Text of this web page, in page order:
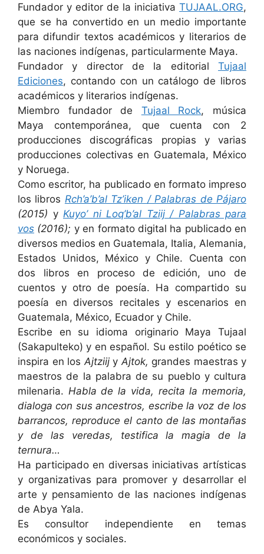
Fundador y editor de la iniciativa TUJAAL.ORG,
que se ha convertido en un medio importante
para difundir textos académicos y literarios de
las naciones indígenas, particularmente Maya.
Fundador y director de la editorial Tujaal
Ediciones, contando con un catálogo de libros
académicos y literarios indígenas.
Miembro fundador de Tujaal Rock, música
Maya contemporánea, que cuenta con 2
producciones discográficas propias y varias
producciones colectivas en Guatemala, México
y Noruega.
Como escritor, ha publicado en formato impreso
los libros Rch’a’b’al Tz’iken / Palabras de Pájaro
(2015) y Kuyo’ ni Loq’b’al Tziij / Palabras para
vos (2016); y en formato digital ha publicado en
diversos medios en Guatemala, Italia, Alemania,
Estados Unidos, México y Chile. Cuenta con
dos libros en proceso de edición, uno de
cuentos y otro de poesía. Ha compartido su
poesía en diversos recitales y escenarios en
Guatemala, México, Ecuador y Chile.
Escribe en su idioma originario Maya Tujaal
(Sakapulteko) y en español. Su estilo poético se
inspira en los Ajtziijy Ajtok, grandes maestras y
maestros de la palabra de su pueblo y cultura
milenaria. Habla de la vida, recita la memoria,
dialoga con sus ancestros, escribe la voz de los
barrancos, reproduce el canto de las montañas
y de las veredas, testifica la magia de la
ternura…
Ha participado en diversas iniciativas artísticas
y organizativas para promover y desarrollar el
arte y pensamiento de las naciones indígenas
de Abya Yala.
Es consultor independiente en temas
económicos y sociales.